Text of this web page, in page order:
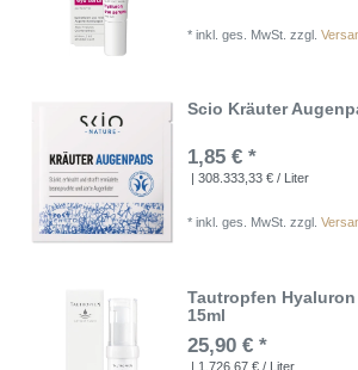
*inkl. ges. MwSt. zzgl.
Scio Kräuter
1,85 € *
| 308.333,33 € / Liter
*inkl. ges. MwSt. zzgl.
Tautropfen
15ml
25,90 € *
| 1.726,67 € / Liter